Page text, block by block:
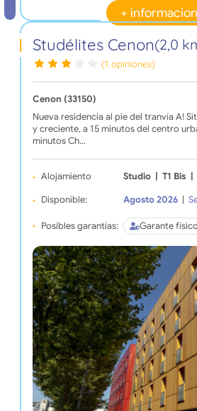
+ informacion
Studélites Cenon(2,0
(1 opiniones)
Cenon (33150)
Nueva residencia al pie del tranvía A!
y creciente, a 15 minutos del centro
minutos Ch…
Alojamiento Studio T1 Bis
Disponible: Agosto 2026
Posibles garantías: Garante físico